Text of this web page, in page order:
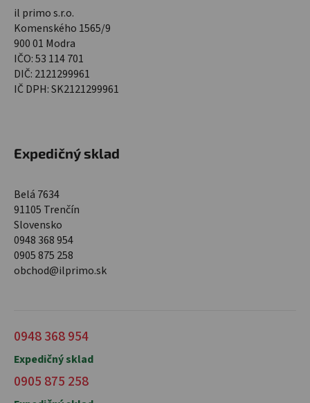
il primo s.r.o.
Komenského 1565/9
900 01 Modra
IČO: 53 114 701
DIČ: 2121299961
IČ DPH: SK2121299961
Expedičný sklad
Belá 7634
91105 Trenčín
Slovensko
0948 368 954
0905 875 258
obchod@ilprimo.sk
0948 368 954
Expedičný sklad
0905 875 258